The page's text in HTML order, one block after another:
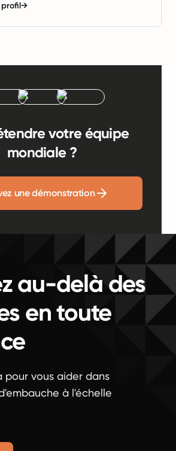
profil→
votre équipe
mondiale ?
une démonstration
au-delà des
en toute
pour vous aider dans
à l'échelle